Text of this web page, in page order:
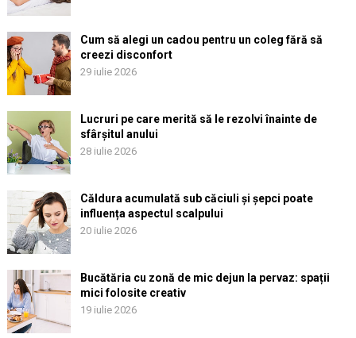
Cum să alegi un cadou pentru un coleg fără să
creezi disconfort
29 iulie 2026
Lucruri pe care merită să le rezolvi înainte de
sfârșitul anului
28 iulie 2026
Căldura acumulată sub căciuli și șepci poate
influența aspectul scalpului
20 iulie 2026
Bucătăria cu zonă de mic dejun la pervaz: spații
mici folosite creativ
19 iulie 2026